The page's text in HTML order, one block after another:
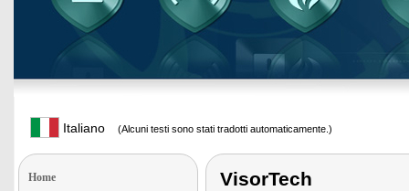
Italiano (Alcuni testi sono stati tradotti automaticamente.)
Home VisorTech